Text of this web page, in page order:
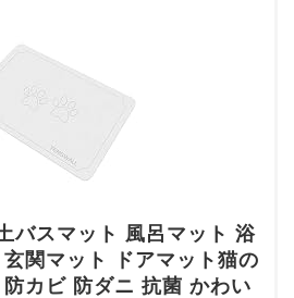
バスマット 風呂マット 浴
関マット ドアマット猫の
カビ 防ダニ 抗菌 かわい